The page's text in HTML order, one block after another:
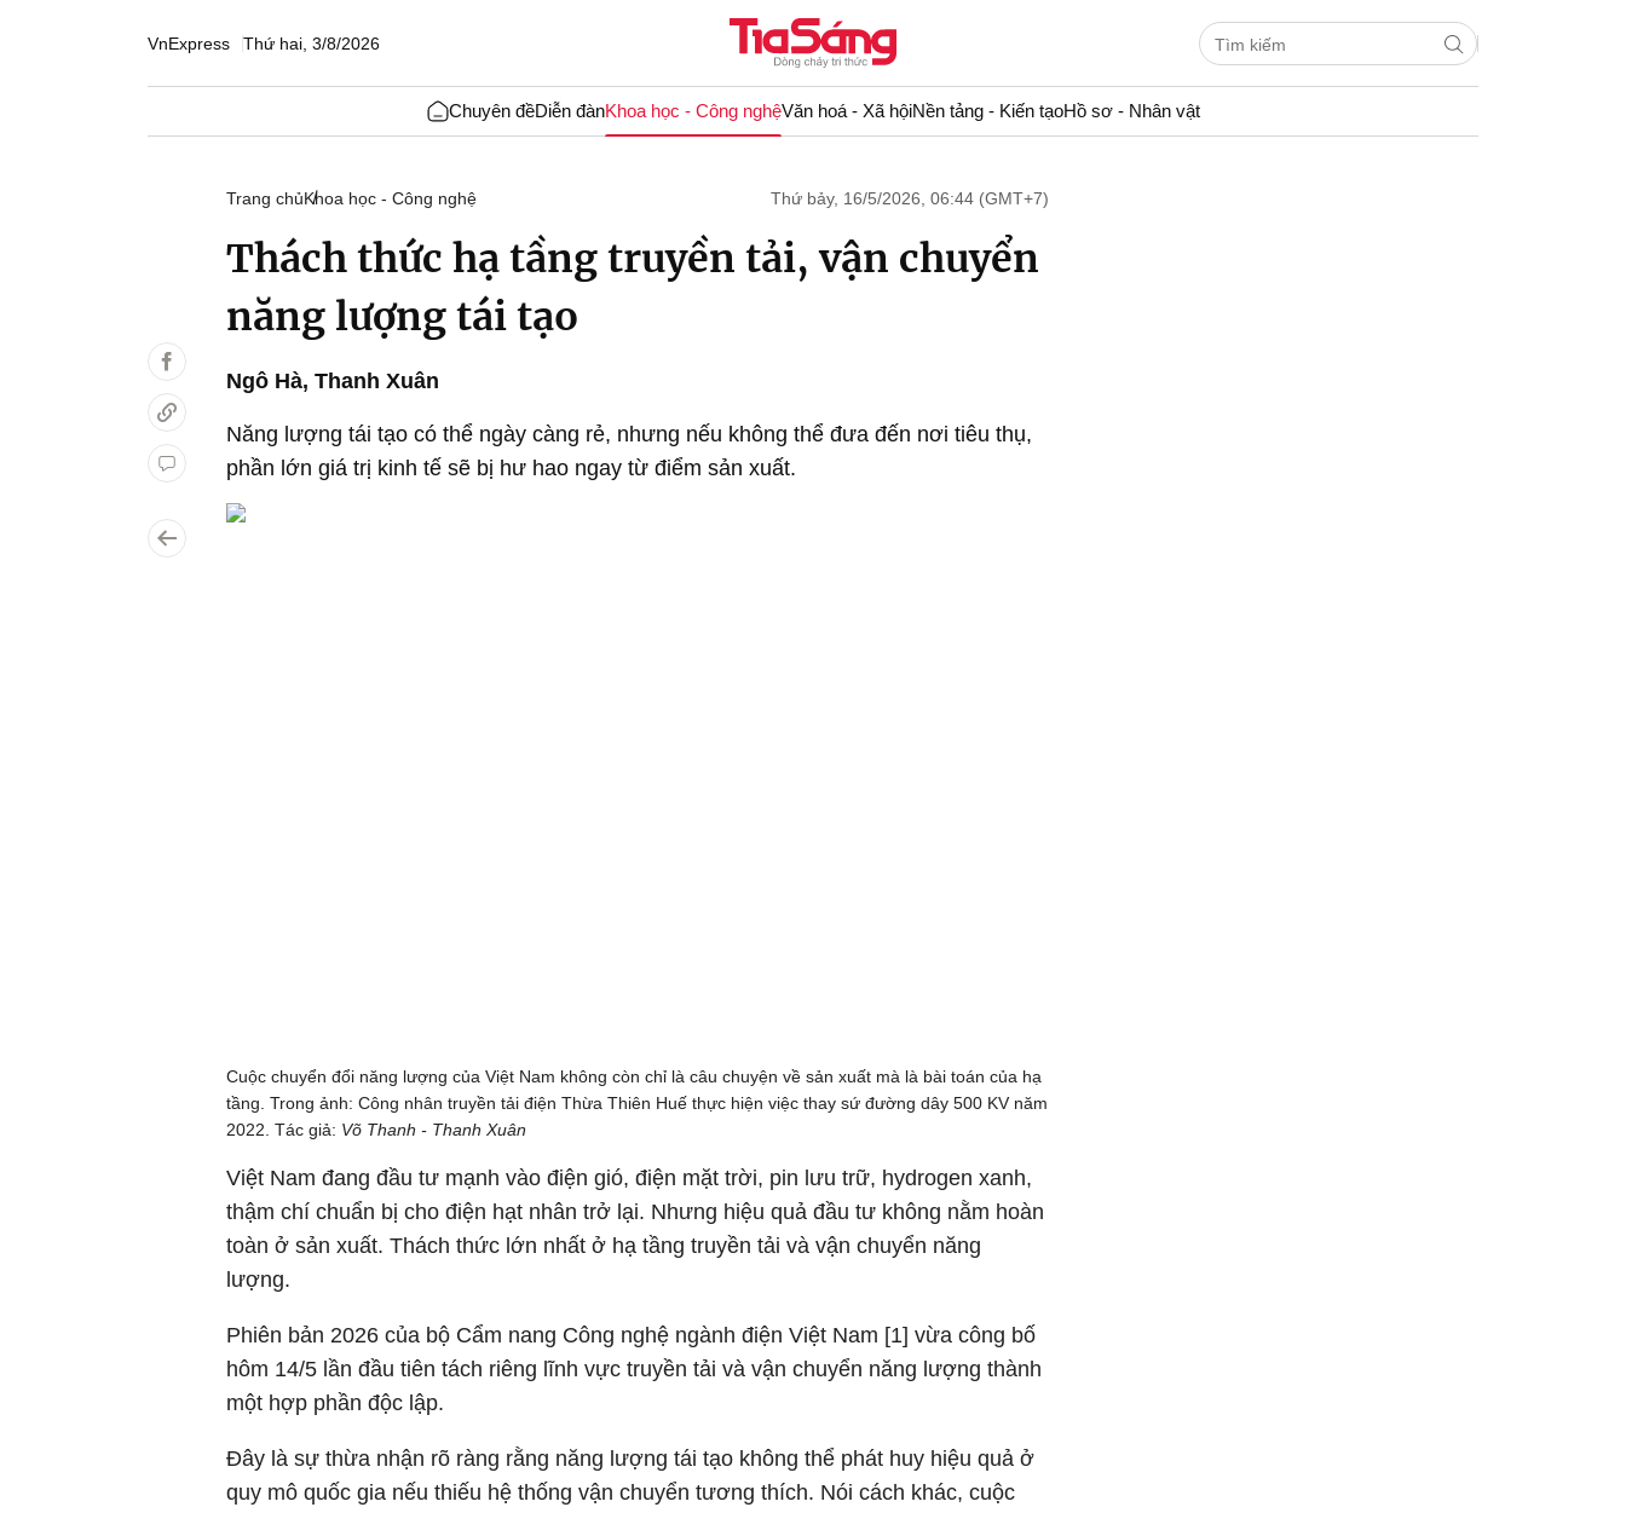
VnExpress Thứ hai, 3/8/2026
Chuyên đềDiễn đànKhoa học - Công nghệVăn hoá - Xã hộiNền tảng - Kiến tạoHồ sơ - Nhân vật
Trang chủKhoa học - Công nghệ Thứ bảy, 16/5/2026, 06:44 (GMT+7)
Thách thức hạ tầng truyền tải, vận chuyển
năng lượng tái tạo
Ngô Hà, Thanh Xuân
Năng lượng tái tạo có thể ngày càng rẻ, nhưng nếu không thể đưa đến nơi tiêu thụ,
phần lớn giá trị kinh tế sẽ bị hư hao ngay từ điểm sản xuất.
Cuộc chuyển đổi năng lượng của Việt Nam không còn chỉ là câu chuyện về sản xuất mà là bài toán của hạ
tầng. Trong ảnh: Công nhân truyền tải điện Thừa Thiên Huế thực hiện việc thay sứ đường dây 500 KV năm
2022. Tác giả: Võ Thanh - Thanh Xuân
Việt Nam đang đầu tư mạnh vào điện gió, điện mặt trời, pin lưu trữ, hydrogen xanh,
thậm chí chuẩn bị cho điện hạt nhân trở lại. Nhưng hiệu quả đầu tư không nằm hoàn
toàn ở sản xuất. Thách thức lớn nhất ở hạ tầng truyền tải và vận chuyển năng
lượng.
Phiên bản 2026 của bộ Cẩm nang Công nghệ ngành điện Việt Nam [1] vừa công bố
hôm 14/5 lần đầu tiên tách riêng lĩnh vực truyền tải và vận chuyển năng lượng thành
một hợp phần độc lập.
Đây là sự thừa nhận rõ ràng rằng năng lượng tái tạo không thể phát huy hiệu quả ở
quy mô quốc gia nếu thiếu hệ thống vận chuyển tương thích. Nói cách khác, cuộc